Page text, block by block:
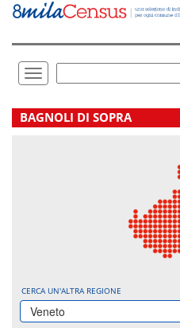
Vai
direttamente
Toggle
navigation
.
BAGNOLI DI SOPRA
CERCA UN'ALTRA REGIONE
Veneto